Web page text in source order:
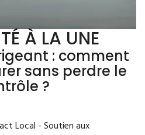
À LA UNE
: comment
sans perdre le
?
Local - Soutien aux